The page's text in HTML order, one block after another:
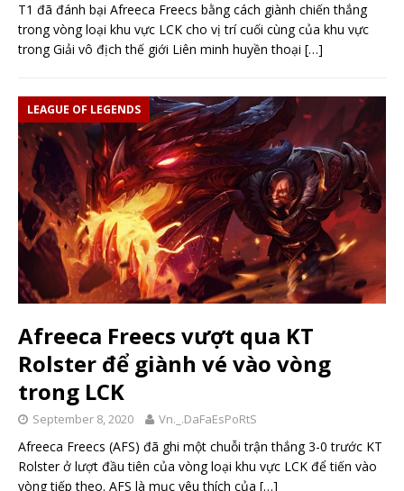
T1 đã đánh bại Afreeca Freecs bằng cách giành chiến thắng
trong vòng loại khu vực LCK cho vị trí cuối cùng của khu vực
trong Giải vô địch thế giới Liên minh huyền thoại […]
LEAGUE OF LEGENDS
Afreeca Freecs vượt qua KT
Rolster để giành vé vào vòng
trong LCK
September 8, 2020 Vn._.DaFaEsPoRtS
Afreeca Freecs (AFS) đã ghi một chuỗi trận thắng 3-0 trước KT
Rolster ở lượt đầu tiên của vòng loại khu vực LCK để tiến vào
vòng tiếp theo. AFS là mục yêu thích của […]